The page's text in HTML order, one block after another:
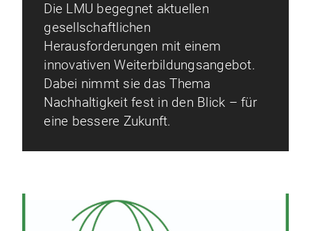
Die LMU begegnet aktuellen
gesellschaftlichen
Herausforderungen mit einem
innovativen Weiterbildungsangebot.
Dabei nimmt sie das Thema
Nachhaltigkeit fest in den Blick – für
eine bessere Zukunft.